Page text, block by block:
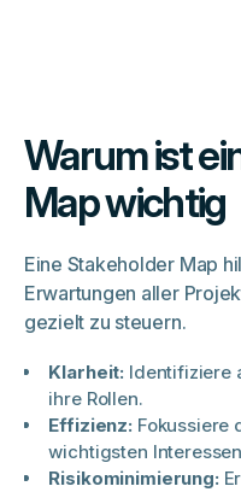
Warum ist
Map wichtig
Eine Stakeholder Map
Erwartungen aller
gezielt zu steuern.​
Klarheit: Identifiziere
ihre Rollen.​
Effizienz: Fokussiere
wichtigsten
Risikominimierung: